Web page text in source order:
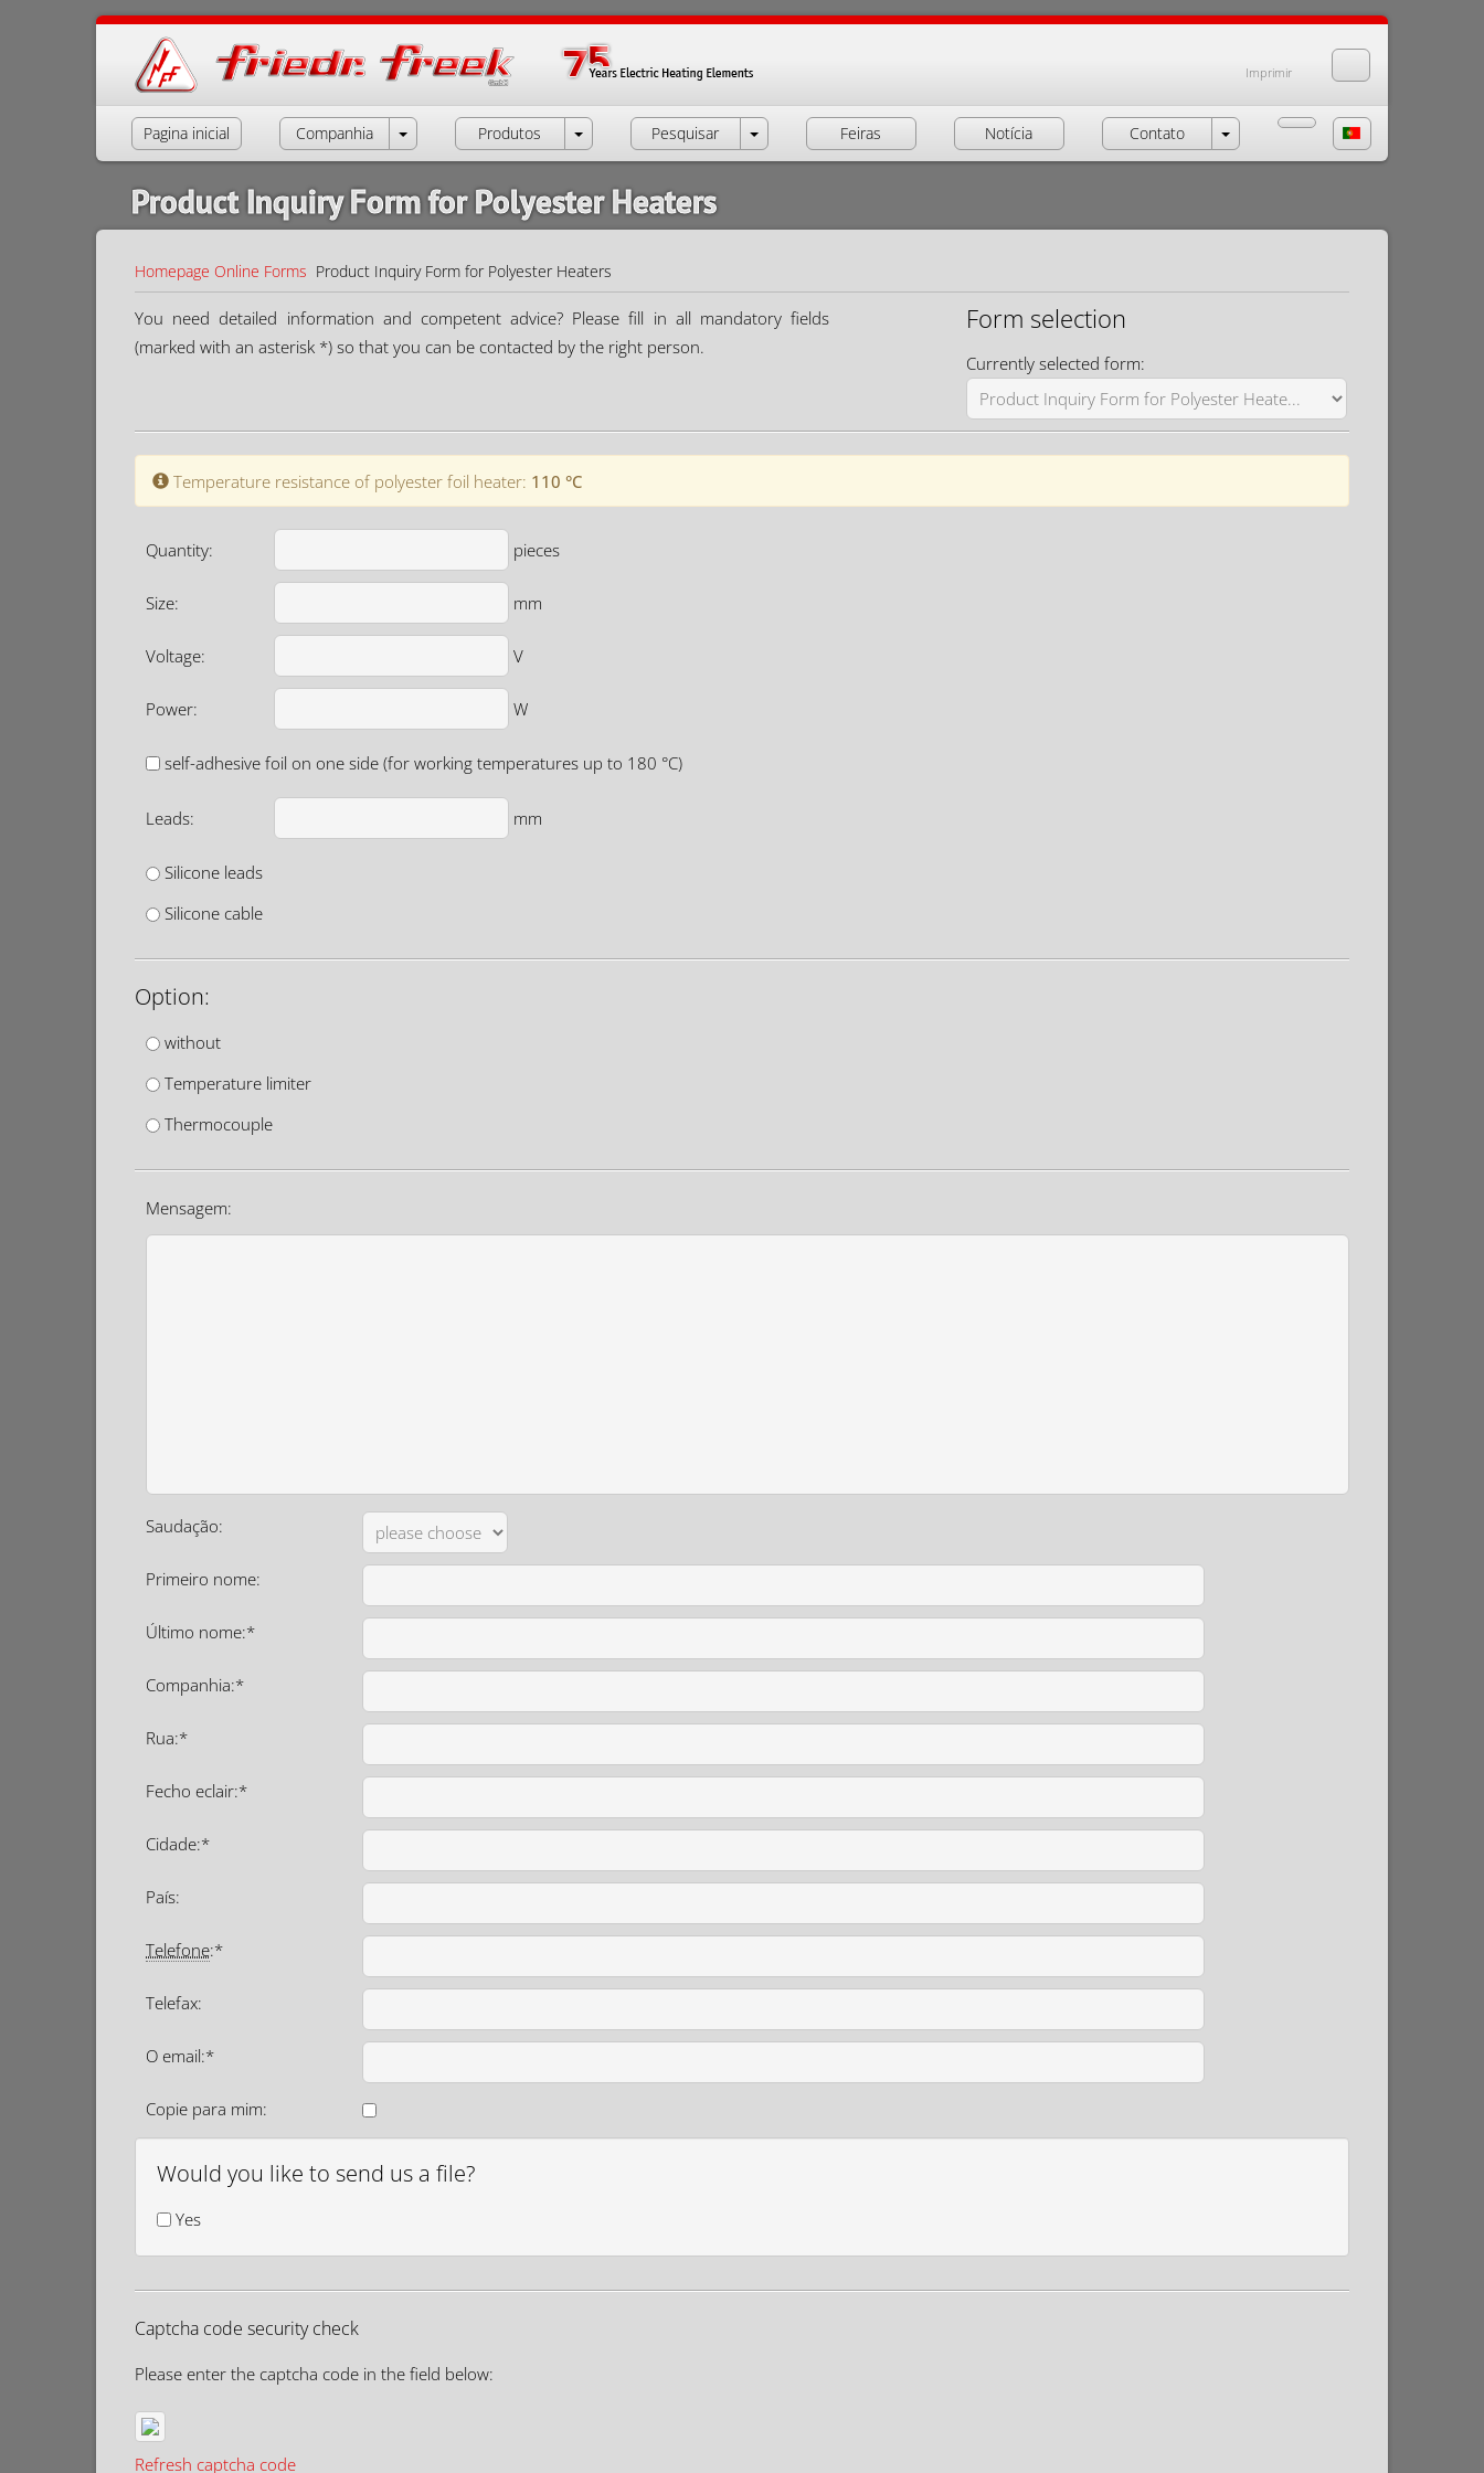
Imprimir
Pagina inicial Companhia Produtos Pesquisar Feiras Notícia Contato
Product Inquiry Form for Polyester Heaters
Homepage Online Forms Product Inquiry Form for Polyester Heaters
You need detailed information and competent advice? Please fill in all mandatory fields
(marked with an asterisk *) so that you can be contacted by the right person.
Form selection
Currently selected form:
Temperature resistance of polyester foil heater: 110 °C
Quantity: pieces
Size: mm
Voltage: V
Power: W
self-adhesive foil on one side (for working temperatures up to 180 °C)
Leads: mm
Silicone leads
Silicone cable
Option:
without
Temperature limiter
Thermocouple
Mensagem:
Saudação:
Primeiro nome:
Último nome:*
Companhia:*
Rua:*
Fecho eclair:*
Cidade:*
País:
Telefone:*
Telefax:
O email:*
Copie para mim:
Would you like to send us a file?
Yes
Captcha code security check
Please enter the captcha code in the field below:
Refresh captcha code